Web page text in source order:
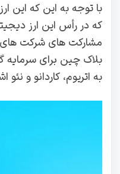
با توجه به این که این
که در رأس این ارز
بلاک چین برای سرمایه‌
به اتریوم، کاردانو و نئو